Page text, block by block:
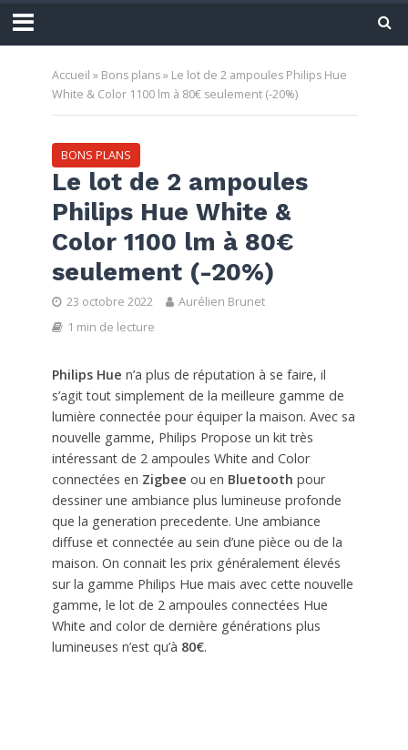
Accueil » Bons plans» Le lot de 2 ampoules Philips Hue
White & Color 1100 lm à 80€ seulement (-20%)
BONS PLANS
Le lot de 2 ampoules
Philips Hue White &
Color 1100 lm à 80€
seulement (-20%)
23 octobre 2022
Aurélien Brunet
1 min de lecture
Philips Hue n’a plus de réputation à se faire, il
s’agit tout simplement de la meilleure gamme de
lumière connectée pour équiper la maison. Avec sa
nouvelle gamme, Philips Propose un kit très
intéressant de 2 ampoules White and Color
connectées en Zigbee ou en Bluetooth pour
dessiner une ambiance plus lumineuse profonde
que la generation precedente. Une ambiance
diffuse et connectée au sein d’une pièce ou de la
maison. On connait les prix généralement élevés
sur la gamme Philips Hue mais avec cette nouvelle
gamme, le lot de 2 ampoules connectées Hue
White and color de dernière générations plus
lumineuses n’est qu’à 80€.